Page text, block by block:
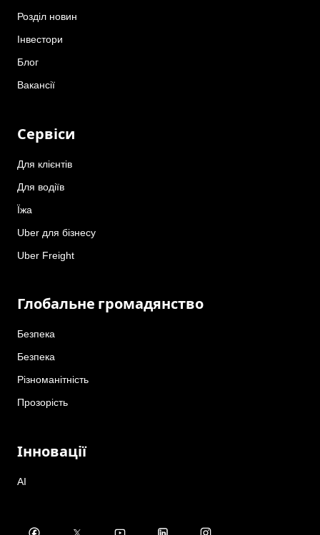
Розділ новин
Інвестори
Блог
Вакансії
Сервіси
Для клієнтів
Для водіїв
Їжа
Uber для бізнесу
Uber Freight
Глобальне громадянство
Безпека
Безпека
Різноманітність
Прозорість
Інновації
AI